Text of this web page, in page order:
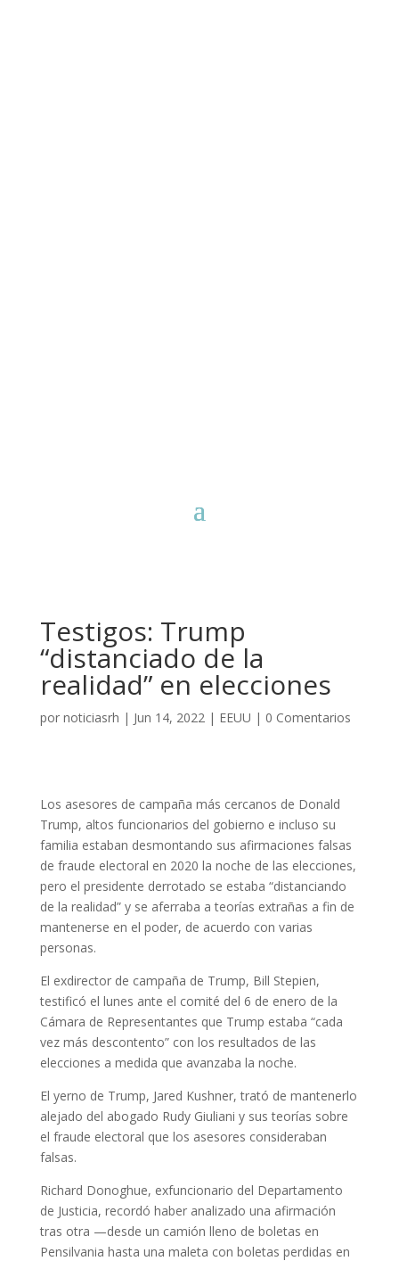
Testigos: Trump
“distanciado de la
realidad” en elecciones
por noticiasrh | Jun 14, 2022| EEUU | 0 Comentarios
Los asesores de campaña más cercanos de Donald
Trump, altos funcionarios del gobierno e incluso su
familia estaban desmontando sus afirmaciones falsas
de fraude electoral en 2020 la noche de las elecciones,
pero el presidente derrotado se estaba “distanciando
de la realidad” y se aferraba a teorías extrañas a fin de
mantenerse en el poder, de acuerdo con varias
personas.
El exdirector de campaña de Trump, Bill Stepien,
testificó el lunes ante el comité del 6 de enero de la
Cámara de Representantes que Trump estaba “cada
vez más descontento” con los resultados de las
elecciones a medida que avanzaba la noche.
El yerno de Trump, Jared Kushner, trató de mantenerlo
alejado del abogado Rudy Giuliani y sus teorías sobre
el fraude electoral que los asesores consideraban
falsas.
Richard Donoghue, exfuncionario del Departamento
de Justicia, recordó haber analizado una afirmación
tras otra —desde un camión lleno de boletas en
Pensilvania hasta una maleta con boletas perdidas en